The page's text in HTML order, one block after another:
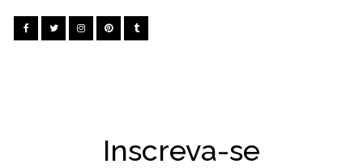
Inscreva-se